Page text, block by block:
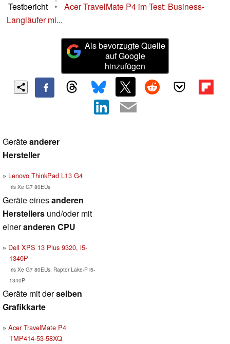
Testbericht
•
Acer TravelMate P4 im Test: Business-
Langläufer mi...
Als bevorzugte Quelle
auf Google
hinzufügen
Geräteanderer
Hersteller
Lenovo ThinkPad L13 G4
Iris Xe G7 80EUs
Geräte einesanderen
Herstellers und/oder mit
eineranderen CPU
Dell XPS 13 Plus 9320, i5-
1340P
Iris Xe G7 80EUs, Raptor Lake-P i5-
1340P
Geräte mit derselben
Grafikkarte
Acer TravelMate P4
TMP414-53-58XQ